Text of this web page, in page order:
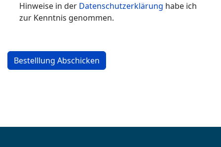
Hinweise in der Datenschutzerklärung habe ich
zur Kenntnis genommen.
Bestelllung Abschicken